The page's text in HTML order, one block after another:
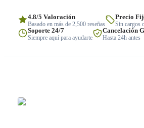
4.8/5 Valoración
Basado en más de 2,500 reseñas
Precio
Sin cargos
Soporte 24/7
Siempre aquí para ayudarte
Cancelación
Hasta 24h antes